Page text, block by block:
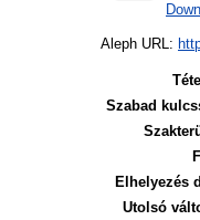
Aleph URL:
Szabad
Elhelyezés
Utolsó